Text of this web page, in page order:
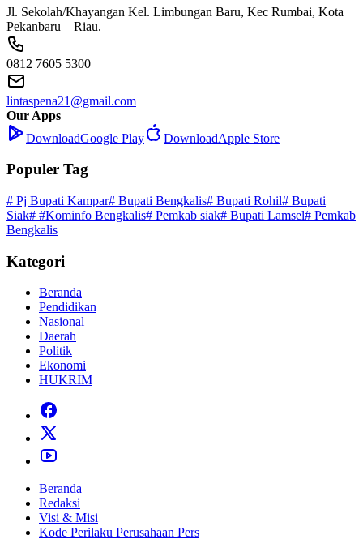
Jl. Sekolah/Khayangan Kel. Limbungan Baru, Kec Rumbai, Kota
Pekanbaru – Riau.
0812 7605 5300
lintaspena21@gmail.com
Our Apps
DownloadGoogle Play DownloadApple Store
Populer Tag
# Pj Bupati Kampar# Bupati Bengkalis# Bupati Rohil# Bupati
Siak# #Kominfo Bengkalis# Pemkab siak# Bupati Lamsel# Pemkab
Bengkalis
Kategori
Beranda
Pendidikan
Nasional
Daerah
Politik
Ekonomi
HUKRIM
Beranda
Redaksi
Visi & Misi
Kode Perilaku Perusahaan Pers